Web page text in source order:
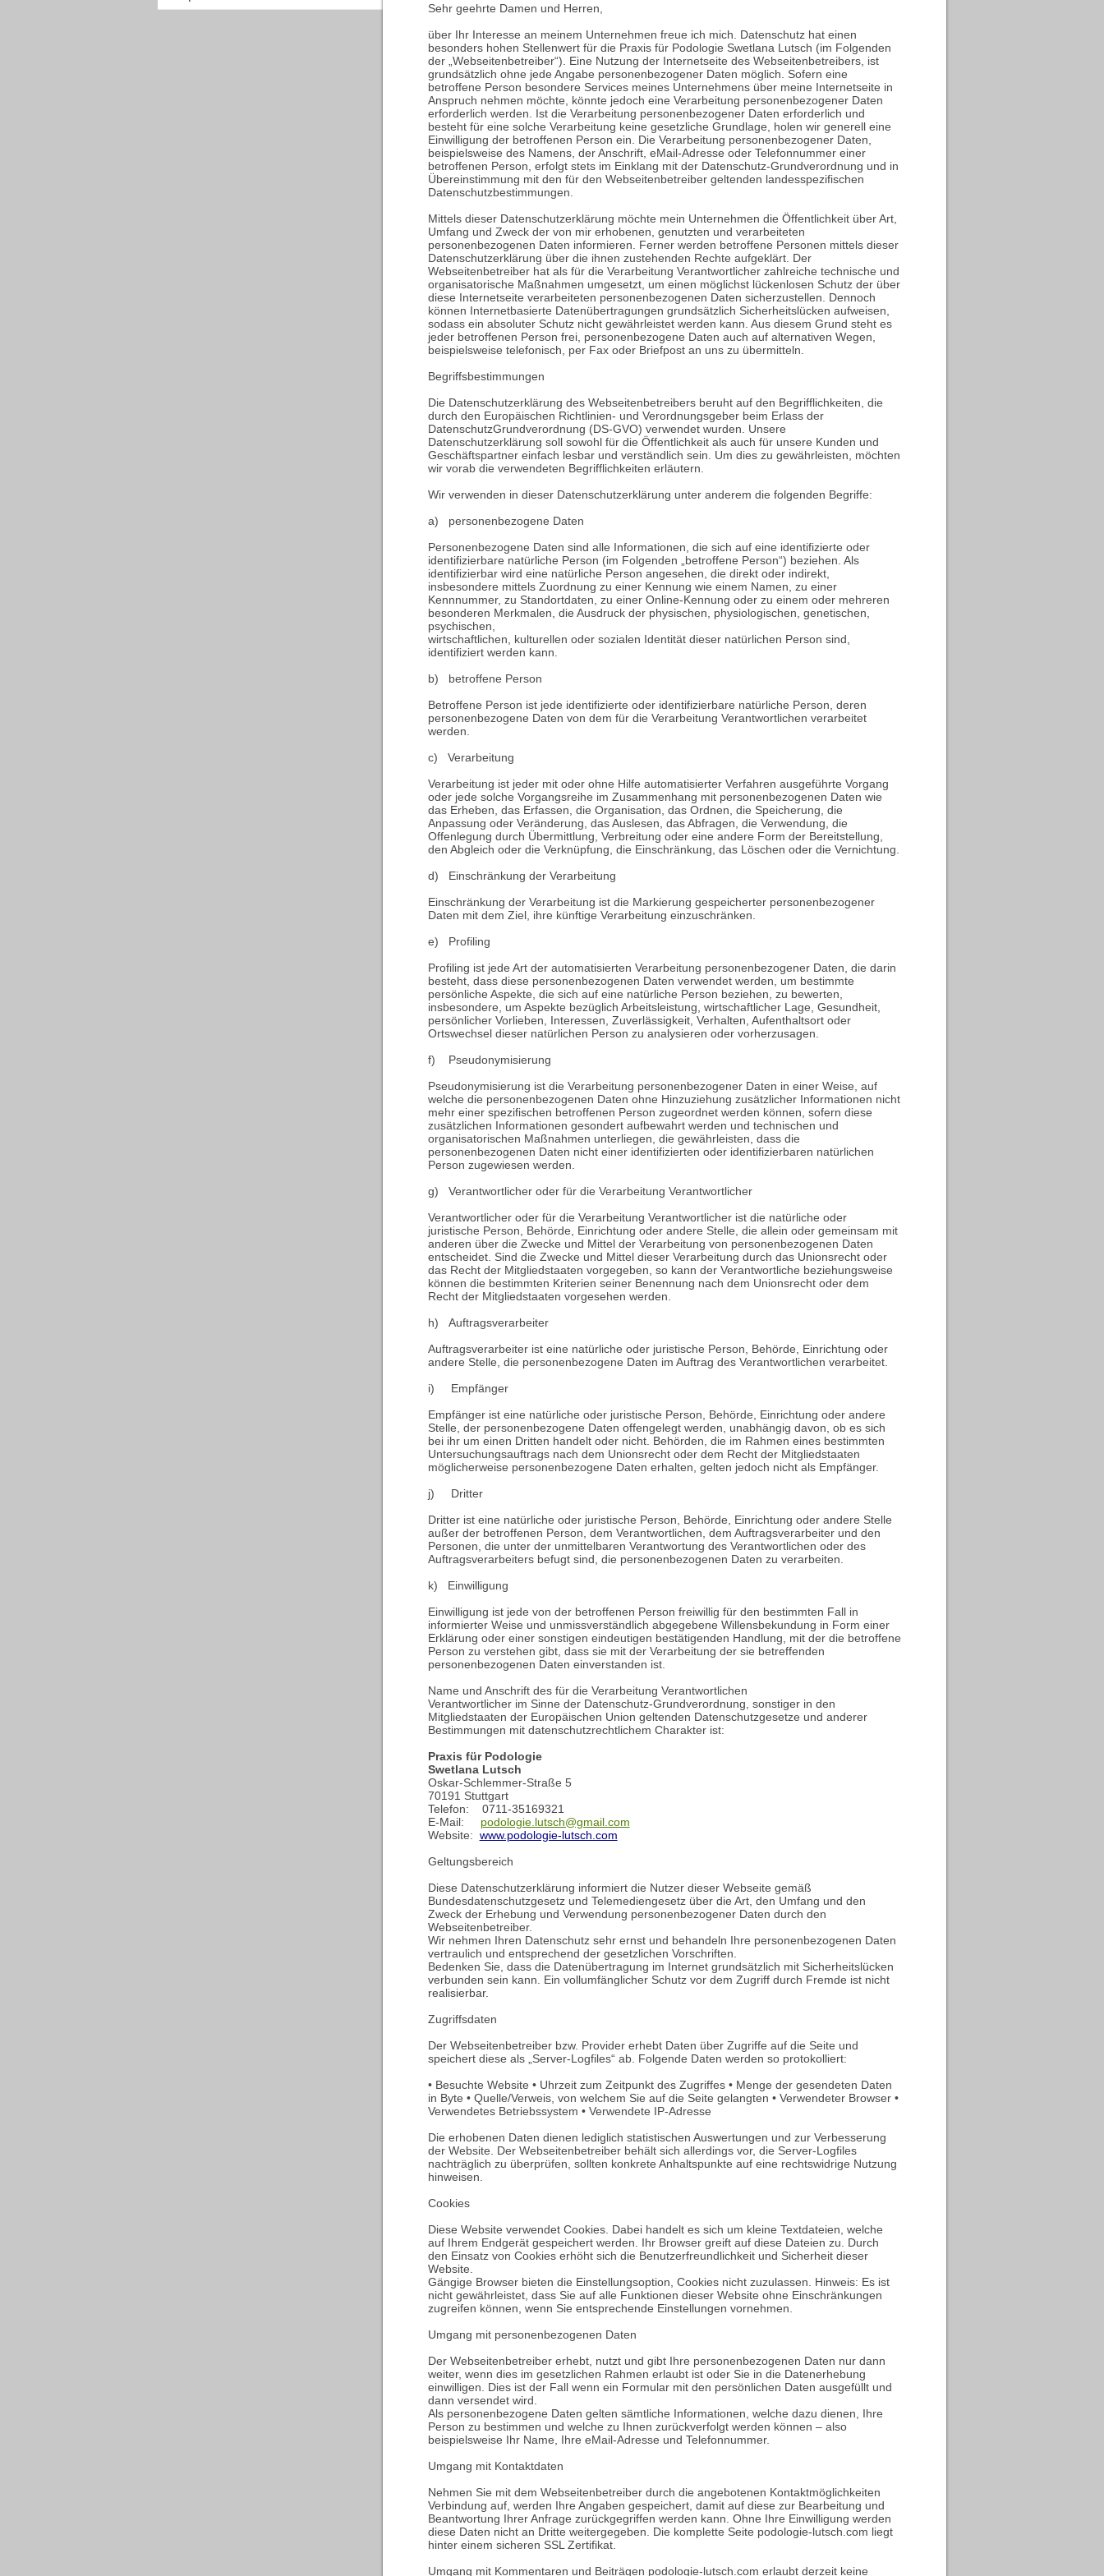
Sehr geehrte Damen und Herren,
über Ihr Interesse an meinem Unternehmen freue ich mich. Datenschutz hat einen
besonders hohen Stellenwert für die Praxis für Podologie Swetlana Lutsch (im Folgenden
der „Webseitenbetreiber“). Eine Nutzung der Internetseite des Webseitenbetreibers, ist
grundsätzlich ohne jede Angabe personenbezogener Daten möglich. Sofern eine
betroffene Person besondere Services meines Unternehmens über meine Internetseite in
Anspruch nehmen möchte, könnte jedoch eine Verarbeitung personenbezogener Daten
erforderlich werden. Ist die Verarbeitung personenbezogener Daten erforderlich und
besteht für eine solche Verarbeitung keine gesetzliche Grundlage, holen wir generell eine
Einwilligung der betroffenen Person ein. Die Verarbeitung personenbezogener Daten,
beispielsweise des Namens, der Anschrift, eMail-Adresse oder Telefonnummer einer
betroffenen Person, erfolgt stets im Einklang mit der Datenschutz-Grundverordnung und in
Übereinstimmung mit den für den Webseitenbetreiber geltenden landesspezifischen
Datenschutzbestimmungen.
Mittels dieser Datenschutzerklärung möchte mein Unternehmen die Öffentlichkeit über Art,
Umfang und Zweck der von mir erhobenen, genutzten und verarbeiteten
personenbezogenen Daten informieren. Ferner werden betroffene Personen mittels dieser
Datenschutzerklärung über die ihnen zustehenden Rechte aufgeklärt. Der
Webseitenbetreiber hat als für die Verarbeitung Verantwortlicher zahlreiche technische und
organisatorische Maßnahmen umgesetzt, um einen möglichst lückenlosen Schutz der über
diese Internetseite verarbeiteten personenbezogenen Daten sicherzustellen. Dennoch
können Internetbasierte Datenübertragungen grundsätzlich Sicherheitslücken aufweisen,
sodass ein absoluter Schutz nicht gewährleistet werden kann. Aus diesem Grund steht es
jeder betroffenen Person frei, personenbezogene Daten auch auf alternativen Wegen,
beispielsweise telefonisch, per Fax oder Briefpost an uns zu übermitteln.
Begriffsbestimmungen
Die Datenschutzerklärung des Webseitenbetreibers beruht auf den Begrifflichkeiten, die
durch den Europäischen Richtlinien- und Verordnungsgeber beim Erlass der
DatenschutzGrundverordnung (DS-GVO) verwendet wurden. Unsere
Datenschutzerklärung soll sowohl für die Öffentlichkeit als auch für unsere Kunden und
Geschäftspartner einfach lesbar und verständlich sein. Um dies zu gewährleisten, möchten
wir vorab die verwendeten Begrifflichkeiten erläutern.
Wir verwenden in dieser Datenschutzerklärung unter anderem die folgenden Begriffe:
a) personenbezogene Daten
Personenbezogene Daten sind alle Informationen, die sich auf eine identifizierte oder
identifizierbare natürliche Person (im Folgenden „betroffene Person“) beziehen. Als
identifizierbar wird eine natürliche Person angesehen, die direkt oder indirekt,
insbesondere mittels Zuordnung zu einer Kennung wie einem Namen, zu einer
Kennnummer, zu Standortdaten, zu einer Online-Kennung oder zu einem oder mehreren
besonderen Merkmalen, die Ausdruck der physischen, physiologischen, genetischen,
psychischen,
wirtschaftlichen, kulturellen oder sozialen Identität dieser natürlichen Person sind,
identifiziert werden kann.
b) betroffene Person
Betroffene Person ist jede identifizierte oder identifizierbare natürliche Person, deren
personenbezogene Daten von dem für die Verarbeitung Verantwortlichen verarbeitet
werden.
c) Verarbeitung
Verarbeitung ist jeder mit oder ohne Hilfe automatisierter Verfahren ausgeführte Vorgang
oder jede solche Vorgangsreihe im Zusammenhang mit personenbezogenen Daten wie
das Erheben, das Erfassen, die Organisation, das Ordnen, die Speicherung, die
Anpassung oder Veränderung, das Auslesen, das Abfragen, die Verwendung, die
Offenlegung durch Übermittlung, Verbreitung oder eine andere Form der Bereitstellung,
den Abgleich oder die Verknüpfung, die Einschränkung, das Löschen oder die Vernichtung.
d) Einschränkung der Verarbeitung
Einschränkung der Verarbeitung ist die Markierung gespeicherter personenbezogener
Daten mit dem Ziel, ihre künftige Verarbeitung einzuschränken.
e) Profiling
Profiling ist jede Art der automatisierten Verarbeitung personenbezogener Daten, die darin
besteht, dass diese personenbezogenen Daten verwendet werden, um bestimmte
persönliche Aspekte, die sich auf eine natürliche Person beziehen, zu bewerten,
insbesondere, um Aspekte bezüglich Arbeitsleistung, wirtschaftlicher Lage, Gesundheit,
persönlicher Vorlieben, Interessen, Zuverlässigkeit, Verhalten, Aufenthaltsort oder
Ortswechsel dieser natürlichen Person zu analysieren oder vorherzusagen.
f) Pseudonymisierung
Pseudonymisierung ist die Verarbeitung personenbezogener Daten in einer Weise, auf
welche die personenbezogenen Daten ohne Hinzuziehung zusätzlicher Informationen nicht
mehr einer spezifischen betroffenen Person zugeordnet werden können, sofern diese
zusätzlichen Informationen gesondert aufbewahrt werden und technischen und
organisatorischen Maßnahmen unterliegen, die gewährleisten, dass die
personenbezogenen Daten nicht einer identifizierten oder identifizierbaren natürlichen
Person zugewiesen werden.
g) Verantwortlicher oder für die Verarbeitung Verantwortlicher
Verantwortlicher oder für die Verarbeitung Verantwortlicher ist die natürliche oder
juristische Person, Behörde, Einrichtung oder andere Stelle, die allein oder gemeinsam mit
anderen über die Zwecke und Mittel der Verarbeitung von personenbezogenen Daten
entscheidet. Sind die Zwecke und Mittel dieser Verarbeitung durch das Unionsrecht oder
das Recht der Mitgliedstaaten vorgegeben, so kann der Verantwortliche beziehungsweise
können die bestimmten Kriterien seiner Benennung nach dem Unionsrecht oder dem
Recht der Mitgliedstaaten vorgesehen werden.
h) Auftragsverarbeiter
Auftragsverarbeiter ist eine natürliche oder juristische Person, Behörde, Einrichtung oder
andere Stelle, die personenbezogene Daten im Auftrag des Verantwortlichen verarbeitet.
i) Empfänger
Empfänger ist eine natürliche oder juristische Person, Behörde, Einrichtung oder andere
Stelle, der personenbezogene Daten offengelegt werden, unabhängig davon, ob es sich
bei ihr um einen Dritten handelt oder nicht. Behörden, die im Rahmen eines bestimmten
Untersuchungsauftrags nach dem Unionsrecht oder dem Recht der Mitgliedstaaten
möglicherweise personenbezogene Daten erhalten, gelten jedoch nicht als Empfänger.
j) Dritter
Dritter ist eine natürliche oder juristische Person, Behörde, Einrichtung oder andere Stelle
außer der betroffenen Person, dem Verantwortlichen, dem Auftragsverarbeiter und den
Personen, die unter der unmittelbaren Verantwortung des Verantwortlichen oder des
Auftragsverarbeiters befugt sind, die personenbezogenen Daten zu verarbeiten.
k) Einwilligung
Einwilligung ist jede von der betroffenen Person freiwillig für den bestimmten Fall in
informierter Weise und unmissverständlich abgegebene Willensbekundung in Form einer
Erklärung oder einer sonstigen eindeutigen bestätigenden Handlung, mit der die betroffene
Person zu verstehen gibt, dass sie mit der Verarbeitung der sie betreffenden
personenbezogenen Daten einverstanden ist.
Name und Anschrift des für die Verarbeitung Verantwortlichen
Verantwortlicher im Sinne der Datenschutz-Grundverordnung, sonstiger in den
Mitgliedstaaten der Europäischen Union geltenden Datenschutzgesetze und anderer
Bestimmungen mit datenschutzrechtlichem Charakter ist:
Praxis für Podologie
Swetlana Lutsch
Oskar-Schlemmer-Straße 5
70191 Stuttgart
Telefon: 0711-35169321
E-Mail: podologie.lutsch@gmail.com
Website: www.podologie-lutsch.com
Geltungsbereich
Diese Datenschutzerklärung informiert die Nutzer dieser Webseite gemäß
Bundesdatenschutzgesetz und Telemediengesetz über die Art, den Umfang und den
Zweck der Erhebung und Verwendung personenbezogener Daten durch den
Webseitenbetreiber.
Wir nehmen Ihren Datenschutz sehr ernst und behandeln Ihre personenbezogenen Daten
vertraulich und entsprechend der gesetzlichen Vorschriften.
Bedenken Sie, dass die Datenübertragung im Internet grundsätzlich mit Sicherheitslücken
verbunden sein kann. Ein vollumfänglicher Schutz vor dem Zugriff durch Fremde ist nicht
realisierbar.
Zugriffsdaten
Der Webseitenbetreiber bzw. Provider erhebt Daten über Zugriffe auf die Seite und
speichert diese als „Server-Logfiles“ ab. Folgende Daten werden so protokolliert:
• Besuchte Website • Uhrzeit zum Zeitpunkt des Zugriffes • Menge der gesendeten Daten
in Byte • Quelle/Verweis, von welchem Sie auf die Seite gelangten • Verwendeter Browser •
Verwendetes Betriebssystem • Verwendete IP-Adresse
Die erhobenen Daten dienen lediglich statistischen Auswertungen und zur Verbesserung
der Website. Der Webseitenbetreiber behält sich allerdings vor, die Server-Logfiles
nachträglich zu überprüfen, sollten konkrete Anhaltspunkte auf eine rechtswidrige Nutzung
hinweisen.
Cookies
Diese Website verwendet Cookies. Dabei handelt es sich um kleine Textdateien, welche
auf Ihrem Endgerät gespeichert werden. Ihr Browser greift auf diese Dateien zu. Durch
den Einsatz von Cookies erhöht sich die Benutzerfreundlichkeit und Sicherheit dieser
Website.
Gängige Browser bieten die Einstellungsoption, Cookies nicht zuzulassen. Hinweis: Es ist
nicht gewährleistet, dass Sie auf alle Funktionen dieser Website ohne Einschränkungen
zugreifen können, wenn Sie entsprechende Einstellungen vornehmen.
Umgang mit personenbezogenen Daten
Der Webseitenbetreiber erhebt, nutzt und gibt Ihre personenbezogenen Daten nur dann
weiter, wenn dies im gesetzlichen Rahmen erlaubt ist oder Sie in die Datenerhebung
einwilligen. Dies ist der Fall wenn ein Formular mit den persönlichen Daten ausgefüllt und
dann versendet wird.
Als personenbezogene Daten gelten sämtliche Informationen, welche dazu dienen, Ihre
Person zu bestimmen und welche zu Ihnen zurückverfolgt werden können – also
beispielsweise Ihr Name, Ihre eMail-Adresse und Telefonnummer.
Umgang mit Kontaktdaten
Nehmen Sie mit dem Webseitenbetreiber durch die angebotenen Kontaktmöglichkeiten
Verbindung auf, werden Ihre Angaben gespeichert, damit auf diese zur Bearbeitung und
Beantwortung Ihrer Anfrage zurückgegriffen werden kann. Ohne Ihre Einwilligung werden
diese Daten nicht an Dritte weitergegeben. Die komplette Seite podologie-lutsch.com liegt
hinter einem sicheren SSL Zertifikat.
Umgang mit Kommentaren und Beiträgen podologie-lutsch.com erlaubt derzeit keine